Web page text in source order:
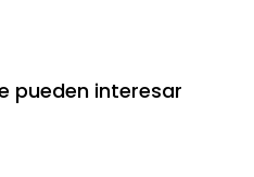
pueden interesar